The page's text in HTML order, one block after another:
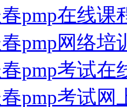
pmp在线课
pmp网络培
pmp考试在
pmp考试网